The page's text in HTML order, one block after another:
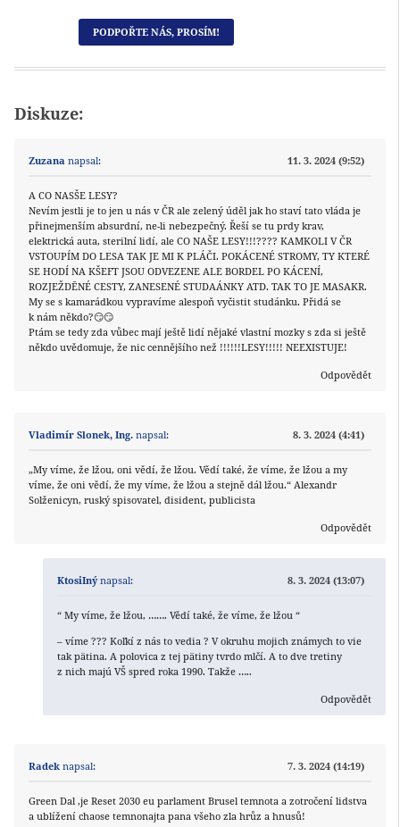
PODPOŘTE NÁS, PROSÍM!
Diskuze:
Zuzana napsal: 11. 3. 2024 (9:52)
A CO NASŠE LESY?
Nevím jestli je to jen u nás v ČR ale zelený úděl jak ho staví tato vláda je
přinejmenším absurdní, ne-li nebezpečný. Řeší se tu prdy krav,
elektrická auta, sterilní lidí, ale CO NAŠE LESY!!!???? KAMKOLI V ČR
VSTOUPÍM DO LESA TAK JE MI K PLÁČI. POKÁCENÉ STROMY, TY KTERÉ
SE HODÍ NA KŠEFT JSOU ODVEZENE ALE BORDEL PO KÁCENÍ,
ROZJEŽDĒNÉ CESTY, ZANESENÉ STUDAÁNKY ATD. TAK TO JE MASAKR.
My se s kamarádkou vypravíme alespoň vyčistit studánku. Přidá se
k nám někdo?😏😏
Ptám se tedy zda vůbec mají ještě lidí nějaké vlastní mozky s zda si ještě
někdo uvědomuje, že nic cennějšího než !!!!!!LESY!!!!! NEEXISTUJE!
Odpovědět
Vladimír Slonek, Ing. napsal: 8. 3. 2024 (4:41)
„My víme, že lžou, oni vědí, že lžou. Vědí také, že víme, že lžou a my
víme, že oni vědí, že my víme, že lžou a stejně dál lžou.“ Alexandr
Solženicyn, ruský spisovatel, disident, publicista
Odpovědět
KtosiIný napsal: 8. 3. 2024 (13:07)
“ My víme, že lžou, ……. Vědí také, že víme, že lžou “
– víme ??? Koľkí z nás to vedia ? V okruhu mojich známych to vie
tak pätina. A polovica z tej pätiny tvrdo mlčí. A to dve tretiny
z nich majú VŠ spred roka 1990. Takže …..
Odpovědět
Radek napsal: 7. 3. 2024 (14:19)
Green Dal ,je Reset 2030 eu parlament Brusel temnota a zotročení lidstva
a ublížení chaose temnonajta pana všeho zla hrůz a hnusů!